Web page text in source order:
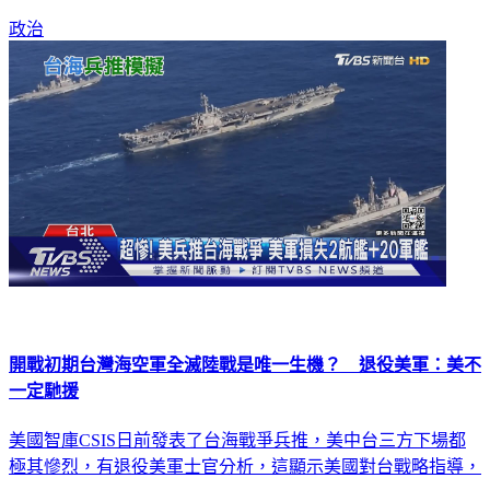
政治
開戰初期台灣海空軍全滅陸戰是唯一生機？ 退役美軍：美不
一定馳援
美國智庫CSIS日前發表了台海戰爭兵推，美中台三方下場都
極其慘烈，有退役美軍士官分析，這顯示美國對台戰略指導，